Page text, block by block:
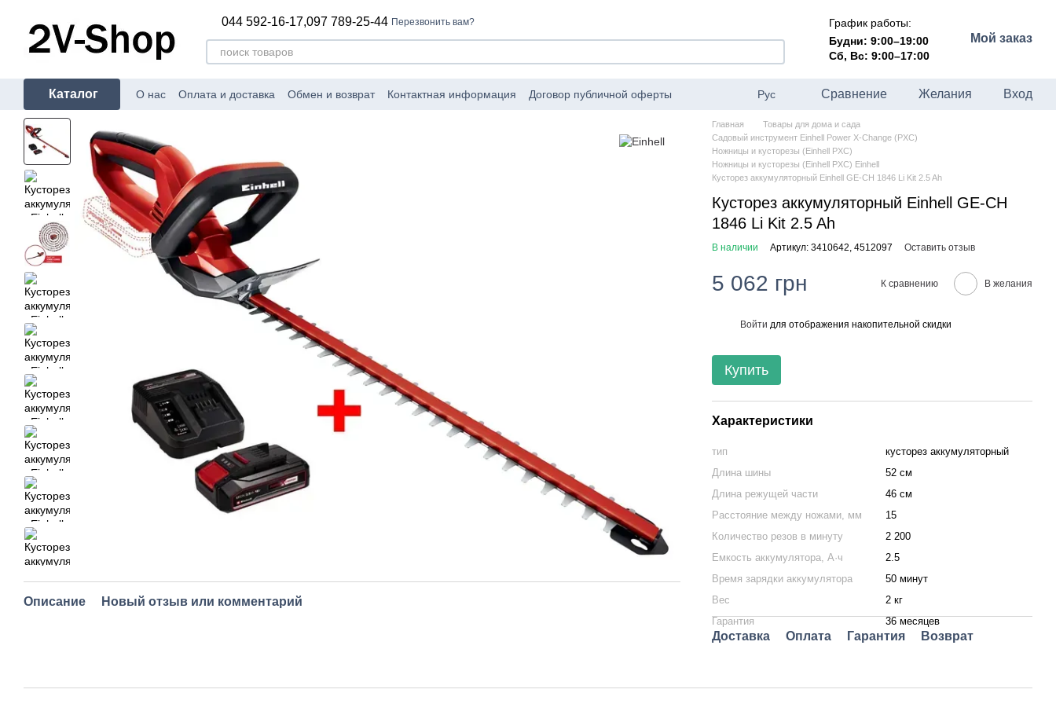
044 592-16-17,097 789-25-44 Перезвонить вам?
График работы:
Будни: 9:00–19:00
Сб, Вс: 9:00–17:00
Мой заказ
Каталог О нас Оплата и доставка Обмен и возврат Контактная информация Договор публичной оферты Рус Сравнение Желания Вход
Описание Новый отзыв или комментарий
Главная
Товары для дома и сада
Садовый инструмент Einhell Power X-Change (PXC)
Ножницы и кусторезы (Einhell PXC)
Ножницы и кусторезы (Einhell PXC) Einhell
Кусторез аккумуляторный Einhell GE-CH 1846 Li Kit 2.5 Ah
Кусторез аккумуляторный Einhell GE-CH
1846 Li Kit 2.5 Ah
В наличии Артикул: 3410642, 4512097 Оставить отзыв
5 062 грн К сравнению В желания
Войти для отображения накопительной скидки
Купить
Характеристики
тип
кусторез аккумуляторный
Длина шины
52 см
Длина режущей части
46 см
Расстояние между ножами, мм
15
Количество резов в минуту
2 200
Емкость аккумулятора, А·ч
2.5
Время зарядки аккумулятора
50 минут
Вес
2 кг
Гарантия
36 месяцев
Доставка Оплата Гарантия Возврат